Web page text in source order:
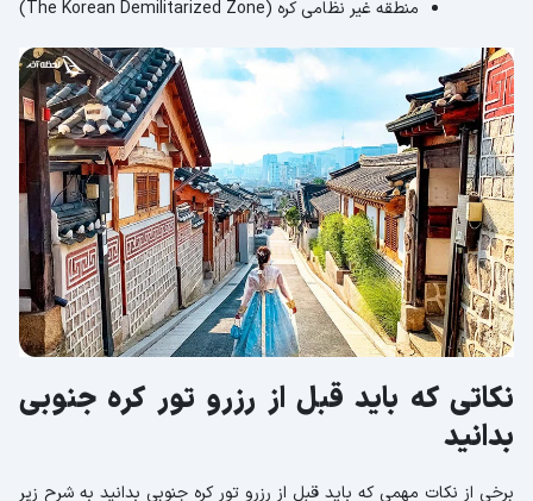
منطقه غیر نظامی کره (The Korean Demilitarized Zone)
نکاتی که باید قبل از رزرو تور کره جنوبی
بدانید
برخی از نکات مهمی که باید قبل از رزرو تور کره جنوبی بدانید به شرح زیر